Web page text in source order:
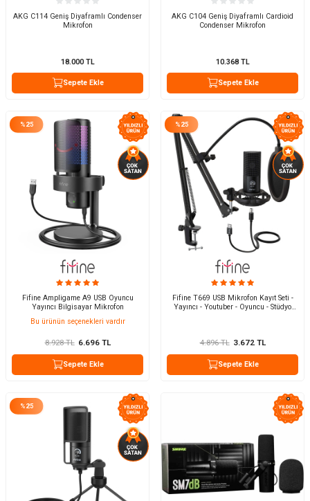
AKG C114 Geniş Diyaframlı Condenser
Mikrofon
18.000TL
Sepete Ekle
AKG C104 Geniş Diyaframlı Cardioid
Condenser Mikrofon
10.368TL
Sepete Ekle
%25
Fifine Ampligame A9 USB Oyuncu
Yayıncı Bilgisayar Mikrofon
Bu ürünün seçenekleri vardır
8.928TL 6.696TL
Sepete Ekle
%25
Fifine T669 USB Mikrofon Kayıt Seti -
Yayıncı - Youtuber - Oyuncu - Stüdyo
4.896TL 3.672TL
Sepete Ekle
%25